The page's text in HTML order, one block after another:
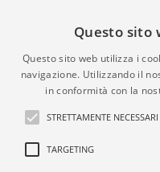
comporta
garanzia da parte di
quindi non è
correttezza, della
materia di privacy e/o
suddetti annunci.
Questo sito
Questo sito web utilizza i
navigazione. Utilizzando il
in conformità con la
STRETTAMENTE NECESSARI
TARGETING